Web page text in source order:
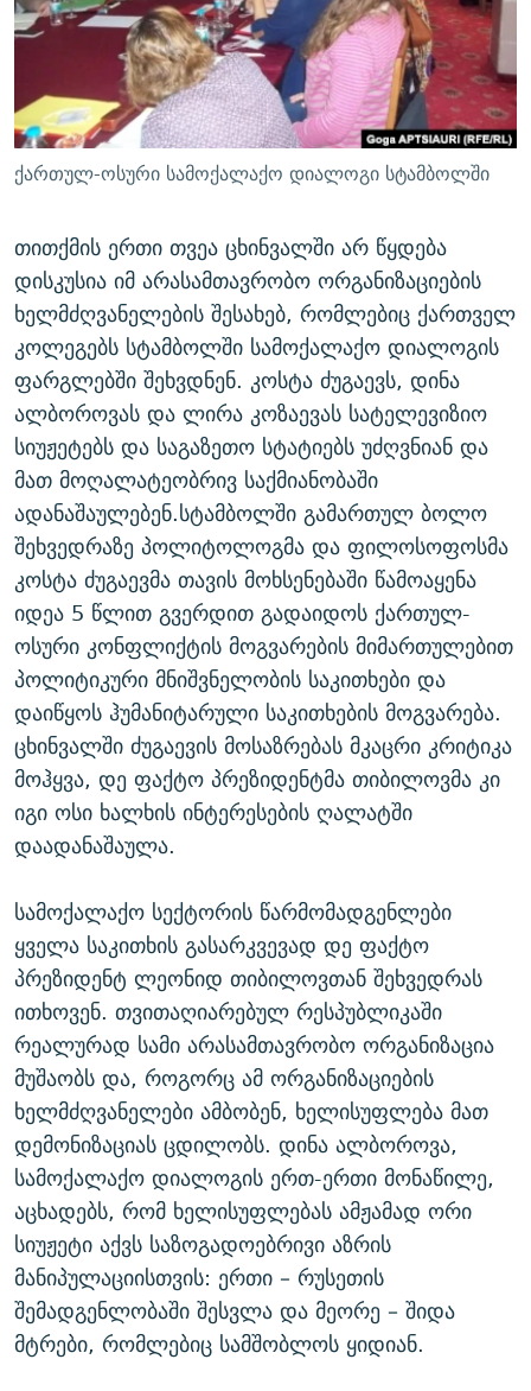
ᲛᲝᲚᲐᲞᲐᲠᲐᲙᲔ ᲢᲔᲥᲡᲢᲔᲑᲘ
ᲨᲘᲜ - ᲣᲪᲮᲝᲔᲗᲨᲘ
ᲚᲘᲢᲔᲠᲐᲢᲣᲠᲣᲚᲘ ᲬᲐᲮᲜᲐᲒᲔᲑᲘ
ᲐᲛᲔᲠᲘᲙᲣᲚᲘ ᲛᲝᲗᲮᲠᲝᲑᲐ
ᲘᲛᲞᲔᲠᲘᲐ ᲓᲐ ᲠᲐᲓᲘᲝ
ᲩᲔᲛᲘ ᲡᲘᲙᲕᲓᲘᲚᲘᲡ ᲛᲘᲖᲔᲖᲘᲐ COVID-19
11 ᲬᲔᲚᲘ - 11 ᲐᲛᲑᲐᲕᲘ
ᲡᲐᲞᲐᲠᲚᲐᲛᲔᲜᲢᲝ ᲐᲠᲩᲔᲕᲜᲔᲑᲘᲡ ᲘᲡᲢᲝᲠᲘᲐ
ᲑᲐᲕᲨᲕᲔᲑᲘ ᲞᲠᲝᲡᲢᲘᲢᲣᲪᲘᲐᲨᲘ - ᲐᲛᲝᲣᲗᲥᲛᲔᲚᲘ ᲐᲛᲑᲐᲕᲘ
5 ᲐᲛᲑᲐᲕᲘ - 20 ᲘᲕᲜᲘᲡᲡ ᲓᲐᲨᲐᲕᲔᲑᲣᲚᲔᲑᲘ
ᲐᲒᲕᲘᲡᲢᲝᲡ ᲝᲛᲘ
ПРИВЕТ ᲙᲣᲚᲢᲣᲠᲐ
ᲒᲐᲛᲝᲘᲬᲔᲠᲔ
რთე/რთ-ის ყველა საიტი
ქართულ-ოსური სამოქალაქო დიალოგი სტამბოლში
თითქმის ერთი თვეა ცხინვალში არ წყდება
დისკუსია იმ არასამთავრობო ორგანიზაციების
ხელმძღვანელების შესახებ, რომლებიც ქართველ
კოლეგებს სტამბოლში სამოქალაქო დიალოგის
ფარგლებში შეხვდნენ. კოსტა ძუგაევს, დინა
ალბოროვას და ლირა კოზაევას სატელევიზიო
სიუჟეტებს და საგაზეთო სტატიებს უძღვნიან და
მათ მოღალატეობრივ საქმიანობაში
ადანაშაულებენ.სტამბოლში გამართულ ბოლო
შეხვედრაზე პოლიტოლოგმა და ფილოსოფოსმა
კოსტა ძუგაევმა თავის მოხსენებაში წამოაყენა
იდეა 5 წლით გვერდით გადაიდოს ქართულ-
ოსური კონფლიქტის მოგვარების მიმართულებით
პოლიტიკური მნიშვნელობის საკითხები და
დაიწყოს ჰუმანიტარული საკითხების მოგვარება.
ცხინვალში ძუგაევის მოსაზრებას მკაცრი კრიტიკა
მოჰყვა, დე ფაქტო პრეზიდენტმა თიბილოვმა კი
იგი ოსი ხალხის ინტერესების ღალატში
დაადანაშაულა.
სამოქალაქო სექტორის წარმომადგენლები
ყველა საკითხის გასარკვევად დე ფაქტო
პრეზიდენტ ლეონიდ თიბილოვთან შეხვედრას
ითხოვენ. თვითაღიარებულ რესპუბლიკაში
რეალურად სამი არასამთავრობო ორგანიზაცია
მუშაობს და, როგორც ამ ორგანიზაციების
ხელმძღვანელები ამბობენ, ხელისუფლება მათ
დემონიზაციას ცდილობს. დინა ალბოროვა,
სამოქალაქო დიალოგის ერთ-ერთი მონაწილე,
აცხადებს, რომ ხელისუფლებას ამჟამად ორი
სიუჟეტი აქვს საზოგადოებრივი აზრის
მანიპულაციისთვის: ერთი – რუსეთის
შემადგენლობაში შესვლა და მეორე – შიდა
მტრები, რომლებიც სამშობლოს ყიდიან.